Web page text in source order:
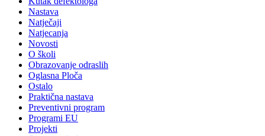
Nastava
Natječaji
Natjecanja
Novosti
O školi
Obrazovanje odraslih
Oglasna Ploča
Ostalo
Praktična nastava
Preventivni program
Programi EU
Projekti